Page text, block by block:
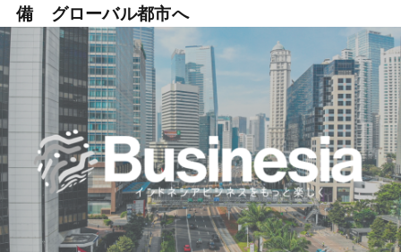
備 グローバル都市へ